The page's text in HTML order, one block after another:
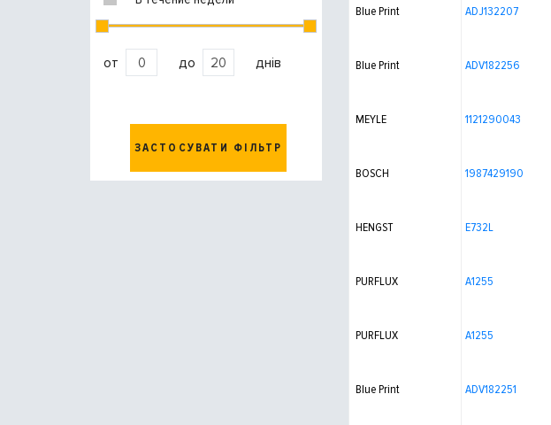
от до днів
ЗАСТОСУВАТИ ФІЛЬТР
Blue Print ADJ132207
Blue Print ADV182256
MEYLE 1121290043
BOSCH 1987429190
HENGST E732L
PURFLUX A1255
PURFLUX A1255
Blue Print ADV182251